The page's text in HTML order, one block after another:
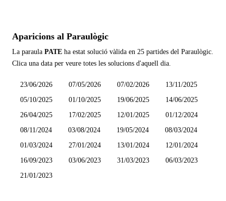
Aparicions al Paraulògic
La paraula PATE ha estat solució vàlida en 25 partides del Paraulògic.
Clica una data per veure totes les solucions d'aquell dia.
23/06/2026 07/05/2026 07/02/2026
13/11/2025
05/10/2025
01/10/2025 19/06/2025
14/06/2025
26/04/2025
17/02/2025 12/01/2025
01/12/2024
08/11/2024
03/08/2024 19/05/2024
08/03/2024
01/03/2024
27/01/2024 13/01/2024
12/01/2024
16/09/2023
03/06/2023 31/03/2023
06/03/2023
21/01/2023